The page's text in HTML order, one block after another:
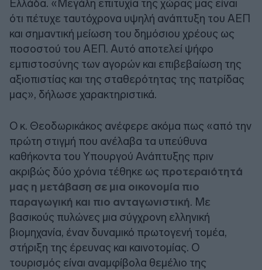
Ελλάδα. «Μεγάλη επιτυχία της χώρας μας είναι
ότι πέτυχε ταυτόχρονα υψηλή ανάπτυξη του ΑΕΠ
και σημαντική μείωση του δημόσιου χρέους ως
ποσοστού του ΑΕΠ. Αυτό αποτελεί ψήφο
εμπιστοσύνης των αγορών και επιβεβαίωση της
αξιοπιστίας και της σταθερότητας της πατρίδας
μας», δήλωσε χαρακτηριστικά.
Ο κ. Θεοδωρικάκος ανέφερε ακόμα πως «από την
πρώτη στιγμή που ανέλαβα τα υπεύθυνα
καθήκοντα του Υπουργού Ανάπτυξης πριν
ακριβώς δύο χρόνια τέθηκε ως προτεραιότητά
μας η μετάβαση σε μια οικονομία πιο
παραγωγική και πιο ανταγωνιστική. Με
βασικούς πυλώνες μια σύγχρονη ελληνική
βιομηχανία, έναν δυναμικό πρωτογενή τομέα,
στήριξη της έρευνας και καινοτομίας. Ο
τουρισμός είναι αναμφίβολα θεμέλιο της